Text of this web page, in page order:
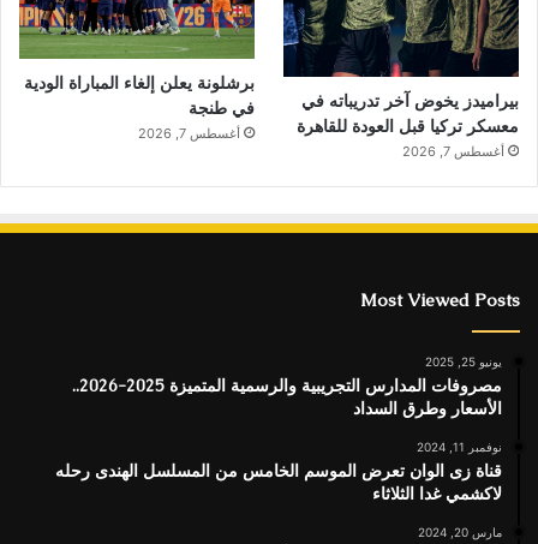
بيراميدز يخوض آخر تدريباته في
معسكر تركيا قبل العودة للقاهرة
أغسطس 7, 2026
برشلونة يعلن إلغاء المباراة الودية
في طنجة
أغسطس 7, 2026
Most Viewed Posts
يونيو 25, 2025
مصروفات المدارس التجريبية والرسمية المتميزة 2025-2026..
الأسعار وطرق السداد
نوفمبر 11, 2024
قناة زى الوان تعرض الموسم الخامس من المسلسل الهندى رحله
لاكشمي غدا الثلاثاء
مارس 20, 2024